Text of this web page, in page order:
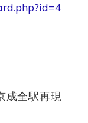
成全駅再現